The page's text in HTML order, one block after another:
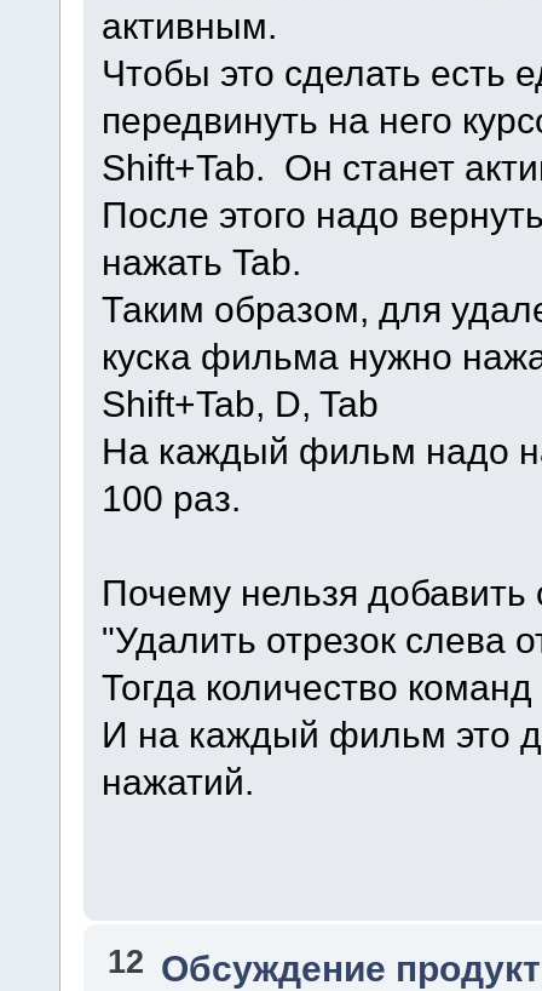
активным.
Чтобы это сделать есть
передвинуть на него
Shift+Tab. Он станет
После этого надо
нажать Tab.
Таким образом, для
куска фильма нужно
Shift+Tab, D, Tab
На каждый фильм надо
100 раз.
Почему нельзя
"Удалить отрезок слева
Тогда количество
И на каждый фильм это
нажатий.
12 Обсуждение